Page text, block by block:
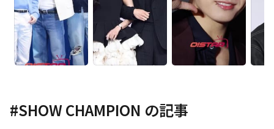
#SHOW CHAMPION の記事